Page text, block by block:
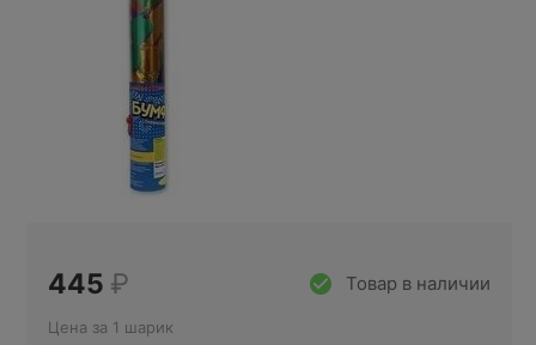
Товар в наличии
445 ₽
Цена за 1 шарик